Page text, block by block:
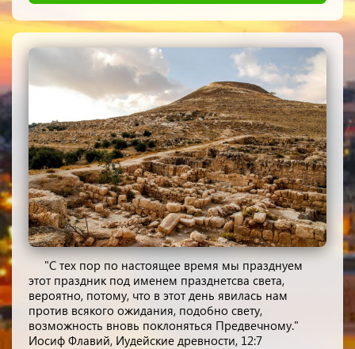
"С тех пор по настоящее время мы празднуем
этот праздник под именем празднетсва света,
вероятно, потому, что в этот день явилась нам
против всякого ожидания, подобно свету,
возможность вновь поклоняться Предвечному."
Иосиф Флавий, Иудейские древности, 12:7